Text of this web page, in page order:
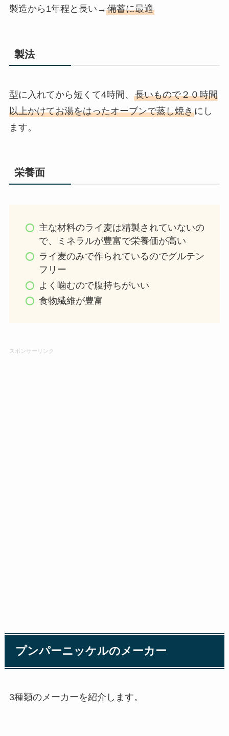
製造から1年程と長い→ 備蓄に最適
製法
型に入れてから短くて4時間、 長いもので２０時間
以上かけてお湯をはったオーブンで蒸し焼きにし
ます。
栄養面
主な材料のライ麦は精製されていないの
で、ミネラルが豊富で栄養価が高い
ライ麦のみで作られているのでグルテン
フリー
よく噛むので腹持ちがいい
食物繊維が豊富
スポンサーリンク
プンパーニッケルのメーカー
3種類のメーカーを紹介します。